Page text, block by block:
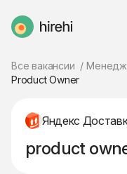
HireHi
Все вакансии
Product Owner
Яндекс
product